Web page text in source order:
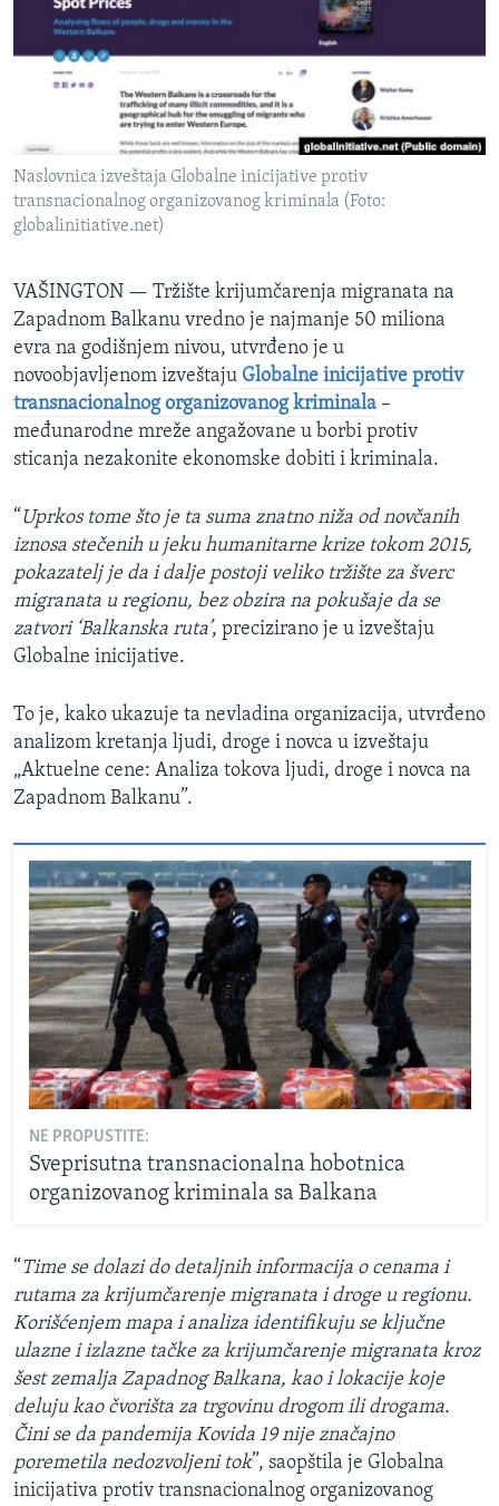
SPORT
INTERVJU
Naslovnica izveštaja Globalne inicijative protiv
transnacionalnog organizovanog kriminala (Foto:
globalinitiative.net)
VAŠINGTON — Tržište krijumčarenja migranata na
Zapadnom Balkanu vredno je najmanje 50 miliona
evra na godišnjem nivou, utvrđeno je u
novoobjavljenom izveštaju Globalne inicijative protiv
transnacionalnog organizovanog kriminala –
međunarodne mreže angažovane u borbi protiv
sticanja nezakonite ekonomske dobiti i kriminala.
“Uprkos tome što je ta suma znatno niža od novčanih
iznosa stečenih u jeku humanitarne krize tokom 2015,
pokazatelj je da i dalje postoji veliko tržište za šverc
migranata u regionu, bez obzira na pokušaje da se
zatvori ‘Balkanska ruta’, precizirano je u izveštaju
Globalne inicijative.
To je, kako ukazuje ta nevladina organizacija, utvrđeno
analizom kretanja ljudi, droge i novca u izveštaju
„Aktuelne cene: Analiza tokova ljudi, droge i novca na
Zapadnom Balkanu”.
NE PROPUSTITE:
Sveprisutna transnacionalna hobotnica
organizovanog kriminala sa Balkana
“Time se dolazi do detaljnih informacija o cenama i
rutama za krijumčarenje migranata i droge u regionu.
Korišćenjem mapa i analiza identifikuju se ključne
ulazne i izlazne tačke za krijumčarenje migranata kroz
šest zemalja Zapadnog Balkana, kao i lokacije koje
deluju kao čvorišta za trgovinu drogom ili drogama.
Čini se da pandemija Kovida 19 nije značajno
poremetila nedozvoljeni tok”, saopštila je Globalna
inicijativa protiv transnacionalnog organizovanog